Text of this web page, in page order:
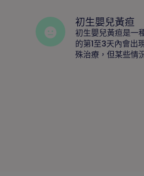
初生嬰兒黃疸
初生嬰兒黃疸是一
的第1至3天內會出
殊治療，但某些情